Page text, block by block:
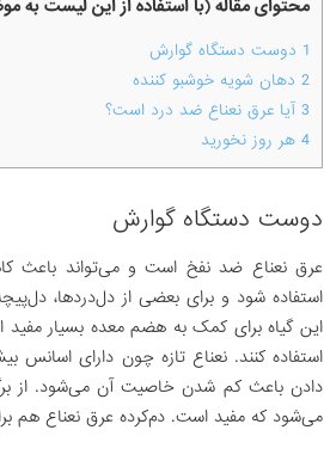
محتوای مقاله (با استفاده از این لیست به
1 دوست دستگاه گوارش
2 دهان شویه خوشبو کننده
3 آیا عرق نعناع ضد درد است؟
4 هر روز نخورید
دوست دستگاه گوارش
عرق نعناع ضد نفخ است و می‌تواند باعث
استفاده شود و برای بعضی از دل‌دردها،
این گیاه برای کمک به هضم معده بسیار مفید
استفاده کنند. نعناع تازه چون دارای
دادن باعث کم شدن خاصیت آن می‌شود. از
می‌شود که مفید است. دم‌‌کرده عرق نعناع هم